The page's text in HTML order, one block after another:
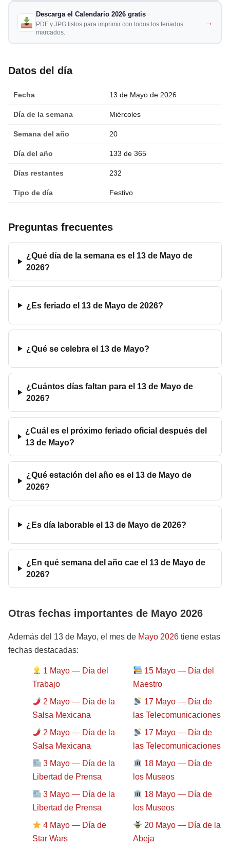
Descarga el Calendario 2026 gratis
PDF y JPG listos para imprimir con todos los feriados
marcados.
→
Datos del día
Fecha 13 de Mayo de 2026
Día de la semana Miércoles
Semana del año 20
Día del año 133 de 365
Días restantes 232
Tipo de día Festivo
Preguntas frecuentes
¿Qué día de la semana es el 13 de Mayo de
2026?
¿Es feriado el 13 de Mayo de 2026?
¿Qué se celebra el 13 de Mayo?
¿Cuántos días faltan para el 13 de Mayo de
2026?
¿Cuál es el próximo feriado oficial después del
13 de Mayo?
¿Qué estación del año es el 13 de Mayo de
2026?
¿Es día laborable el 13 de Mayo de 2026?
¿En qué semana del año cae el 13 de Mayo de
2026?
Otras fechas importantes de Mayo 2026
Además del 13 de Mayo, el mes de Mayo 2026 tiene estas
fechas destacadas:
1 Mayo — Día del
Trabajo
2 Mayo — Día de la
Salsa Mexicana
2 Mayo — Día de la
Salsa Mexicana
3 Mayo — Día de la
Libertad de Prensa
3 Mayo — Día de la
Libertad de Prensa
4 Mayo — Día de
Star Wars
15 Mayo — Día del
Maestro
17 Mayo — Día de
las Telecomunicaciones
17 Mayo — Día de
las Telecomunicaciones
18 Mayo — Día de
los Museos
18 Mayo — Día de
los Museos
20 Mayo — Día de la
Abeja